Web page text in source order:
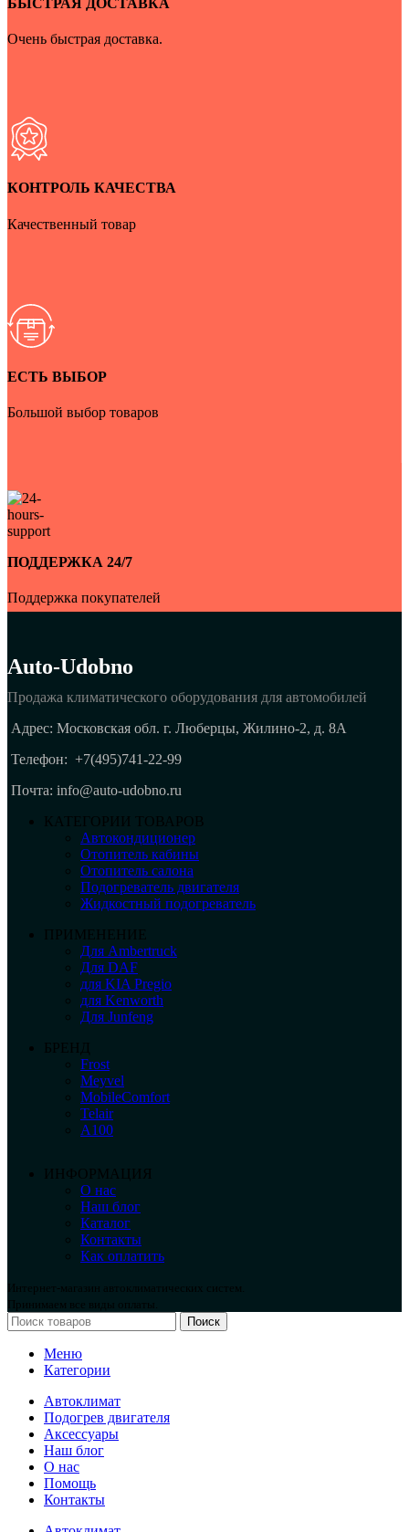
БЫСТРАЯ ДОСТАВКА
Очень быстрая доставка.
КОНТРОЛЬ КАЧЕСТВА
Качественный товар
ЕСТЬ ВЫБОР
Большой выбор товаров
ПОДДЕРЖКА 24/7
Поддержка покупателей
Auto-Udobno
Продажа климатического оборудования для автомобилей
Адрес: Московская обл. г. Люберцы, Жилино-2, д. 8A
Телефон: +7(495)741-22-99
Почта: info@auto-udobno.ru
КАТЕГОРИИ ТОВАРОВ
Автокондиционер
Отопитель кабины
Отопитель салона
Подогреватель двигателя
Жидкостный подогреватель
ПРИМЕНЕНИЕ
Для Ambertruck
Для DAF
для KIA Pregio
для Kenworth
Для Junfeng
БРЕНД
Frost
Meyvel
MobileComfort
Telair
А100
ИНФОРМАЦИЯ
О нас
Наш блог
Каталог
Контакты
Как оплатить
Интернет-магазин автоклиматических систем.
Принимаем все виды оплаты.
Поиск
Меню
Категории
Автоклимат
Подогрев двигателя
Аксессуары
Наш блог
О нас
Помощь
Контакты